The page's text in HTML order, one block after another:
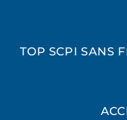
TOP SCPI SANS